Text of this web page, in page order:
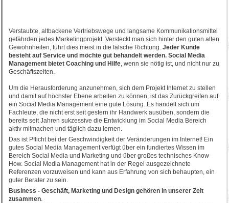
Verstaubte, altbackene Vertriebswege und langsame Kommunikationsmittel
gefährden jedes Marketingprojekt. Versteckt man sich hinter den guten alten
Gewohnheiten, führt dies meist in die falsche Richtung. Jeder Kunde
besteht auf Service und möchte gut behandelt werden. Social Media
Management bietet Coaching und Hilfe, wenn sie nötig ist, und nicht nur zu
Geschäftszeiten.
Um die Herausforderung anzunehmen, sich dem Projekt Internet zu stellen
und damit auf höchster Ebene arbeiten zu können, ist das Zurückgreifen auf
ein Social Media Management eine gute Lösung. Es handelt sich um
Fachleute, die nicht erst seit gestern ihr Handwerk ausüben, sondern die
bereits seit Jahren sukzessive die Entwicklung im Social Media Bereich
aktiv mitmachen und täglich dazu lernen.
Das ist Pflicht bei der Geschwindigkeit der Veränderungen im Internet! Ein
gutes Social Media Management verfügt über ein fundiertes Wissen im
Bereich Social Media und Marketing und über großes technisches Know
How. Social Media Management hat in der Regel ausgezeichnete
Referenzen vorzuweisen und kann aus Erfahrung von sich behaupten, ein
guter Berater zu sein.
Business - Geschäft, Marketing und Design gehören in unserer Zeit
zusammen.